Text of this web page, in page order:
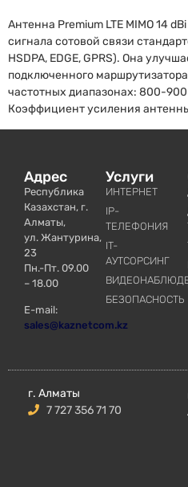
Антенна Premium LTE MIMO 14
сигнала сотовой связи
HSDPA, EDGE, GPRS). Она
подключенного
частотных диапазонах: 800-
Коэффициент усиления
Адрес
Республика
Казахстан, г.
Алматы,
ул. Жантурина,
23
Пн.-Пт. 09.00
– 18.00
E-mail:
sales@kaznetcom.kz
Услуги
ИНТЕРНЕТ
IP-
ТЕЛЕФОНИЯ
IT-
АУТСОРСИНГ
БЕЗОПАСНОСТЬ
г. Алматы
7 727 356 71 70